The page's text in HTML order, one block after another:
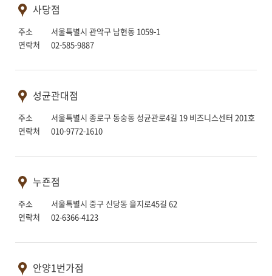
사당점
주소 서울특별시 관악구 남현동 1059-1
연락처 02-585-9887
성균관대점
주소 서울특별시 종로구 동숭동 성균관로4길 19 비즈니스센터 201호
연락처 010-9772-1610
누죤점
주소 서울특별시 중구 신당동 을지로45길 62
연락처 02-6366-4123
안양1번가점